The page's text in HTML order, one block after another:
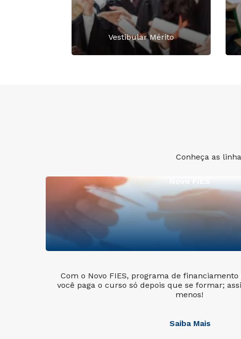
Vestibular Mérito
Conheça as
Novo FIES
Com o Novo FIES, programa de financiamento
você paga o curso só depois que se formar;
menos!
Saiba Mais